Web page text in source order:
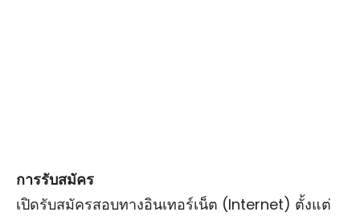
การรับสมัคร
เปิดรับสมัครสอบทางอินเทอร์เน็ต (Internet) ตั้งแต่